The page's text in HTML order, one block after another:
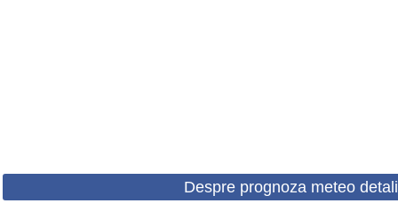
Despre prognoza meteo